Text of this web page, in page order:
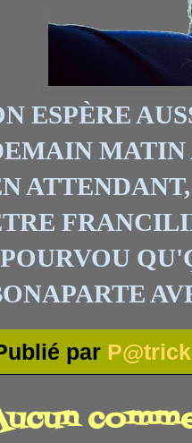
ESPÈRE
MATIN
QU'
par